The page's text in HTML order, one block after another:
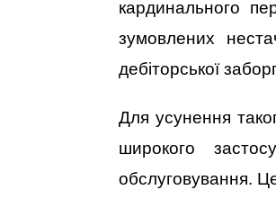
кардинального
зумовлених
дебіторської
Для усунення
широкого
обслуговування.